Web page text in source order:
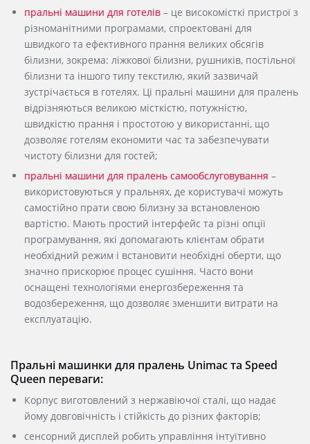
пральні машини для готелів– це високомісткі пристрої з
різноманітними програмами, спроектовані для
швидкого та ефективного прання великих обсягів
білизни, зокрема: ліжкової білизни, рушників, постільної
білизни та іншого типу текстилю, який зазвичай
зустрічається в готелях. Ці пральні машини для пралень
відрізняються великою місткістю, потужністю,
швидкістю прання і простотою у використанні, що
дозволяє готелям економити час та забезпечувати
чистоту білизни для гостей;
пральні машини для пралень самообслуговування –
використовуються у пральнях, де користувачі можуть
самостійно прати свою білизну за встановленою
вартістю. Мають простий інтерфейс та різні опції
програмування, які допомагають клієнтам обрати
необхідний режим і встановити необхідні оберти, що
значно прискорює процес сушіння. Часто вони
оснащені технологіями енергозбереження та
водозбереження, що дозволяє зменшити витрати на
експлуатацію.
Пральні машинки для пралень Unimac та Speed
Queen переваги:
Корпус виготовлений з нержавіючої сталі, що надає
йому довговічність і стійкість до різних факторів;
сенсорний дисплей робить управління інтуїтивно